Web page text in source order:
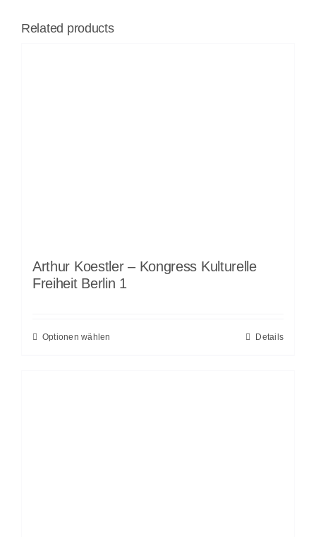
Related products
Arthur Koestler – Kongress Kulturelle
Freiheit Berlin 1
Optionen wählen Details